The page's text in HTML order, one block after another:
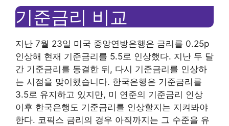
기준금리 비교
지난 7월 23일 미국 중앙연방은행은 금리를 0.25p
인상해 현재 기준금리를 5.5로 인상했다. 지난 두 달
간 기준금리를 동결한 뒤, 다시 기준금리를 인상하
는 시점을 맞이했습니다. 한국은행은 기준금리를
3.5로 유지하고 있지만, 미 연준의 기준금리 인상
이후 한국은행도 기준금리를 인상할지는 지켜봐야
한다. 코픽스 금리의 경우 아직까지는 그 수준을 유